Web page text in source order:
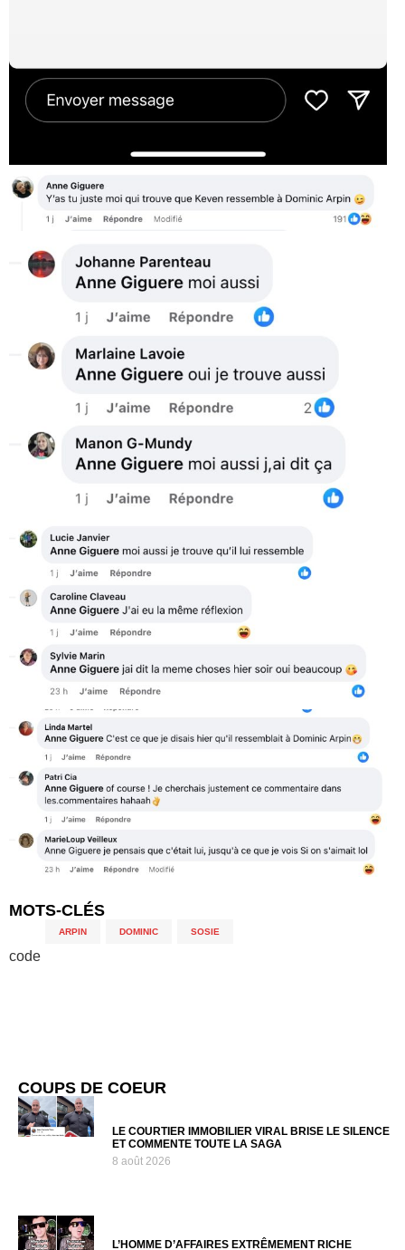
MOTS-CLÉS
ARPIN DOMINIC SOSIE
code
COUPS DE COEUR
LE COURTIER IMMOBILIER VIRAL BRISE LE SILENCE
ET COMMENTE TOUTE LA SAGA
8 août 2026
L’HOMME D’AFFAIRES EXTRÊMEMENT RICHE